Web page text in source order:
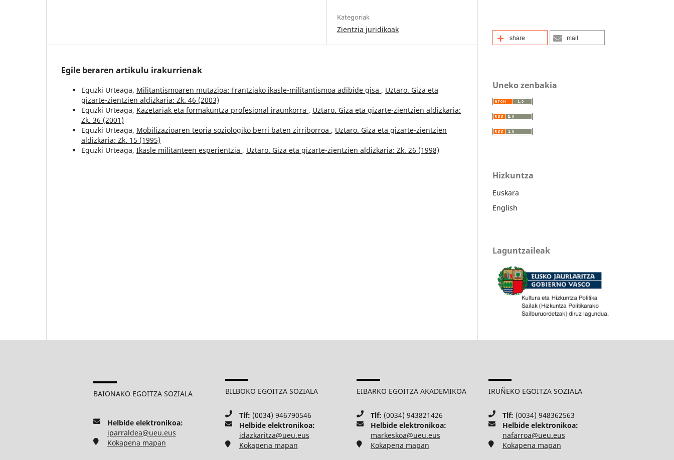
Kategoriak
Zientzia juridikoak
Egile beraren artikulu irakurrienak
Eguzki Urteaga, Militantismoaren mutazioa: Frantziako ikasle-militantismoa adibide gisa , Uztaro. Giza eta
gizarte-zientzien aldizkaria: Zk. 46 (2003)
Eguzki Urteaga, Kazetariak eta formakuntza profesional iraunkorra , Uztaro. Giza eta gizarte-zientzien aldizkaria:
Zk. 36 (2001)
Eguzki Urteaga, Mobilizazioaren teoria soziologiko berri baten zirriborroa , Uztaro. Giza eta gizarte-zientzien
aldizkaria: Zk. 15 (1995)
Eguzki Urteaga, Ikasle militanteen esperientzia , Uztaro. Giza eta gizarte-zientzien aldizkaria: Zk. 26 (1998)
share mail
Uneko zenbakia
Hizkuntza
Euskara
English
Laguntzaileak
BAIONAKO EGOITZA SOZIALA
Helbide elektronikoa:
iparraldea@ueu.eus
Kokapena mapan
BILBOKO EGOITZA SOZIALA
Tlf: (0034) 946790546
Helbide elektronikoa:
idazkaritza@ueu.eus
Kokapena mapan
EIBARKO EGOITZA AKADEMIKOA
Tlf: (0034) 943821426
Helbide elektronikoa:
markeskoa@ueu.eus
Kokapena mapan
IRUÑEKO EGOITZA SOZIALA
Tlf: (0034) 948362563
Helbide elektronikoa:
nafarroa@ueu.eus
Kokapena mapan